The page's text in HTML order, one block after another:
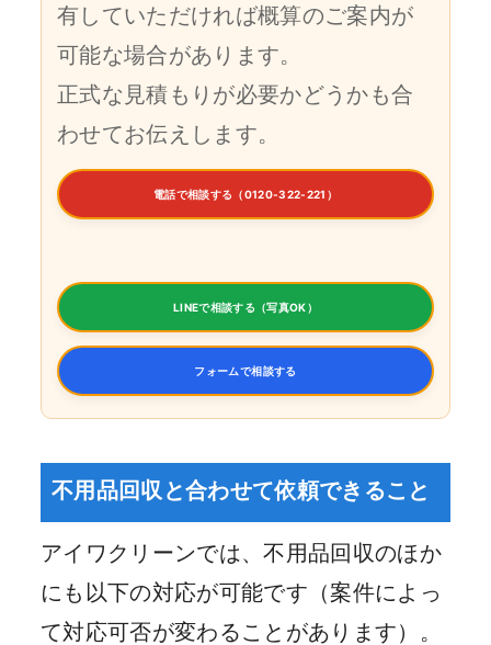
有していただければ概算のご案内が
可能な場合があります。
正式な見積もりが必要かどうかも合
わせてお伝えします。
電話で相談する（0120-322-221）
LINEで相談する（写真OK）
フォームで相談する
不用品回収と合わせて依頼できること
アイワクリーンでは、不用品回収のほか
にも以下の対応が可能です（案件によっ
て対応可否が変わることがあります）。